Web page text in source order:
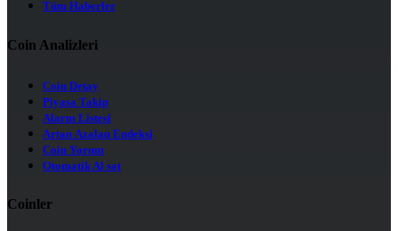
Tüm Haberler
Coin Analizleri
Coin Detay
Piyasa Takip
Alarm Listesi
Artan Azalan Endeksi
Coin Yorum
Otomatik Al sat
Coinler